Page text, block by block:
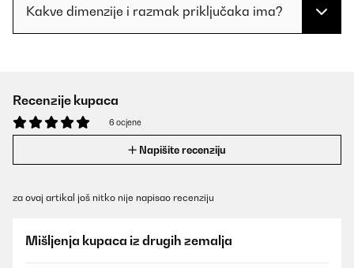
Kakve dimenzije i razmak priključaka ima?
Recenzije kupaca
6 ocjene
Napišite recenziju
za ovaj artikal još nitko nije napisao recenziju
Mišljenja kupaca iz drugih zemalja